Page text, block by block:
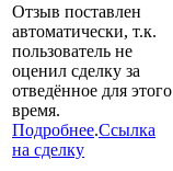
Отзыв поставлен
автоматически, т.к.
пользователь не
оценил сделку за
отведённое для этого
время.
Подробнее.Ссылка
на сделку